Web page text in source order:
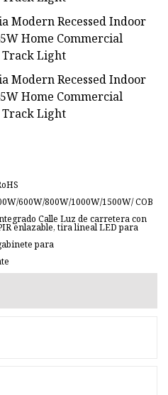
600W/800W/1000W/1500W/ COB
Calle Luz de carretera con
enlazable, tira lineal LED para
para